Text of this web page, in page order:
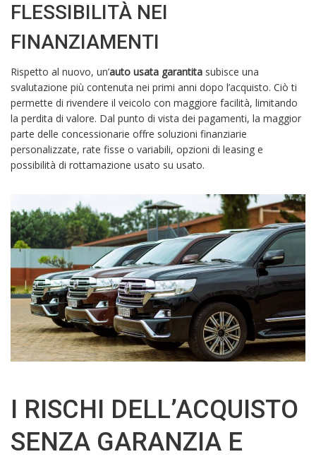
FLESSIBILITÀ NEI
FINANZIAMENTI
Rispetto al nuovo, un’auto usata garantita subisce una
svalutazione più contenuta nei primi anni dopo l’acquisto. Ciò ti
permette di rivendere il veicolo con maggiore facilità, limitando
la perdita di valore. Dal punto di vista dei pagamenti, la maggior
parte delle concessionarie offre soluzioni finanziarie
personalizzate, rate fisse o variabili, opzioni di leasing e
possibilità di rottamazione usato su usato.
I RISCHI DELL’ACQUISTO
SENZA GARANZIA E